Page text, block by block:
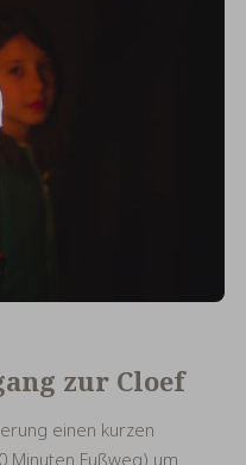
zur Cloef
einen kurzen
Minuten Fußweg) um